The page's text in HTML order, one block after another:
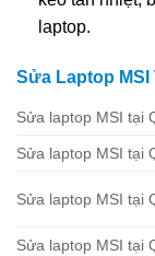
laptop.
Sửa Laptop MSI
Sửa laptop MSI tại
Sửa laptop MSI tại
Sửa laptop MSI tại
Sửa laptop MSI tại